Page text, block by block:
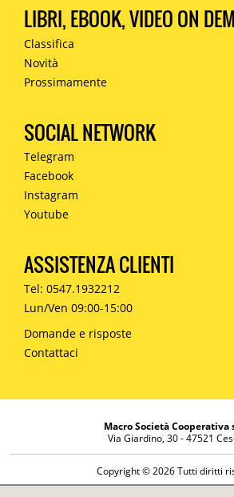
LIBRI, EBOOK, VIDEO ON
Classifica
Novità
Prossimamente
SOCIAL NETWORK
Telegram
Facebook
Instagram
Youtube
ASSISTENZA CLIENTI
Tel: 0547.1932212
Lun/Ven 09:00-15:00
Domande e risposte
Contattaci
Macro Società Cooperativa
Via Giardino, 30 - 47521
Copyright © 2026 Tutti diritti